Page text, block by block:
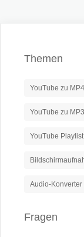
Themen
YouTube zu
YouTube zu
YouTube
Audio-Konverter
Fragen